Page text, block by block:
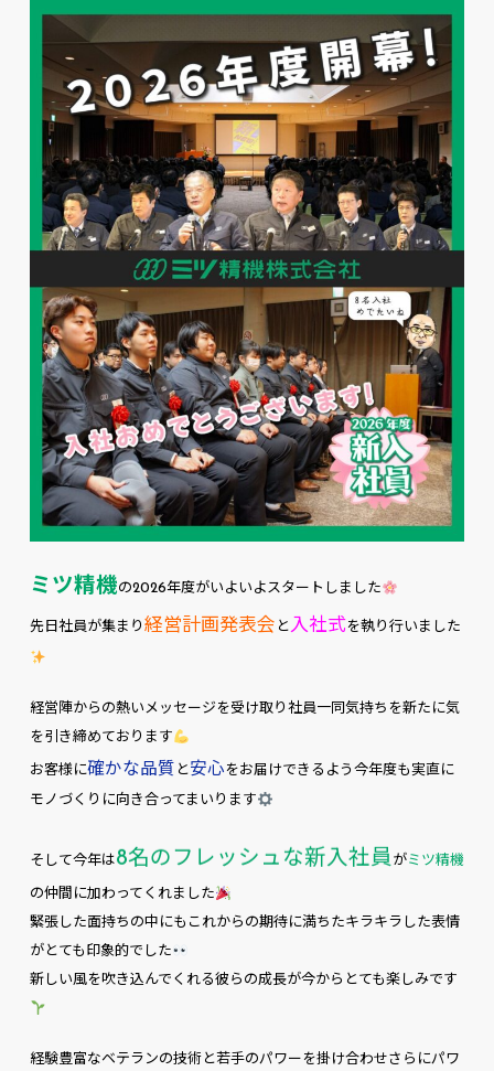
ミツ精機の2026年度がいよいよスタートしました
先日社員が集まり経営計画発表会 と入社式を執り行いました
経営陣からの熱いメッセージを受け取り社員一同気持ちを新たに気
を引き締めております
お客様に確かな品質 と安心をお届けできるよう今年度も実直に
モノづくりに向き合ってまいります
そして今年は8名のフレッシュな新入社員 がミツ精機
の仲間に加わってくれました
緊張した面持ちの中にもこれからの期待に満ちたキラキラした表情
がとても印象的でした
新しい風を吹き込んでくれる彼らの成長が今からとても楽しみです
経験豊富なベテランの技術と若手のパワーを掛け合わせさらにパワ